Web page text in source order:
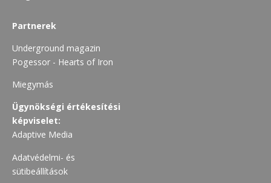
Partnerek
Underground magazin
Pogessor - Hearts of Iron
Miegymás
Ügynökségi értékesítési
képviselet:
Adaptive Media
Adatvédelmi- és
sütibeállítások